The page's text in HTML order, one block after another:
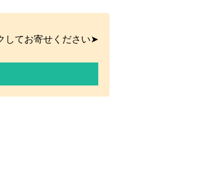
してお寄せください➤